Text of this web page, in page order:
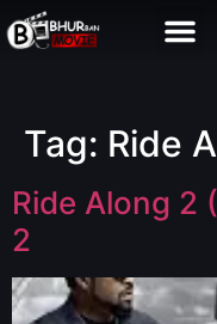
Tag: Ride
Ride Along 2
2